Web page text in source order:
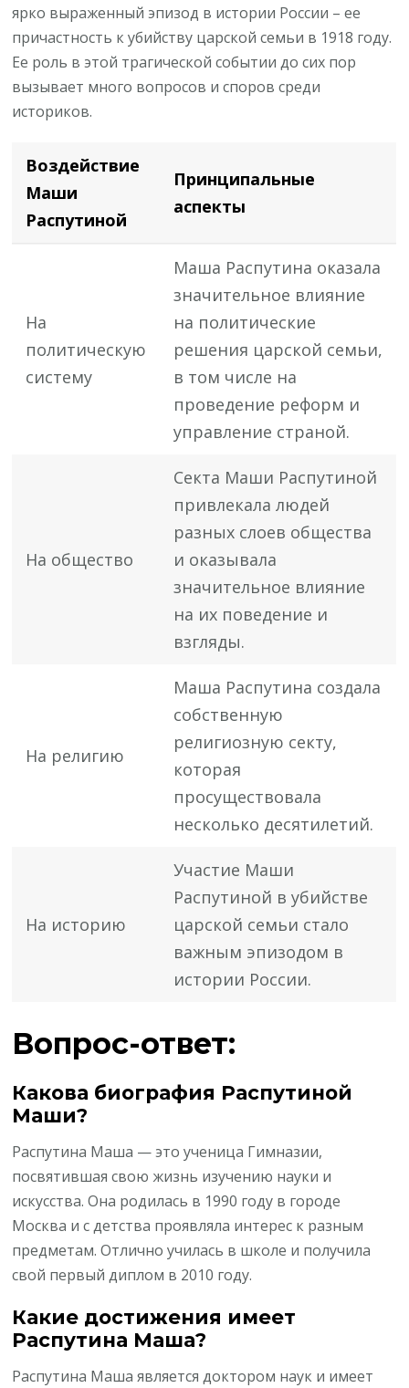
ярко выраженный эпизод в истории России – ее
причастность к убийству царской семьи в 1918 году.
Ее роль в этой трагической событии до сих пор
вызывает много вопросов и споров среди
историков.
Воздействие
Маши
Распутиной
Принципальные
аспекты
На
политическую
систему
Маша Распутина оказала
значительное влияние
на политические
решения царской семьи,
в том числе на
проведение реформ и
управление страной.
На общество
Секта Маши Распутиной
привлекала людей
разных слоев общества
и оказывала
значительное влияние
на их поведение и
взгляды.
На религию
Маша Распутина создала
собственную
религиозную секту,
которая
просуществовала
несколько десятилетий.
На историю
Участие Маши
Распутиной в убийстве
царской семьи стало
важным эпизодом в
истории России.
Вопрос-ответ:
Какова биография Распутиной
Маши?
Распутина Маша — это ученица Гимназии,
посвятившая свою жизнь изучению науки и
искусства. Она родилась в 1990 году в городе
Москва и с детства проявляла интерес к разным
предметам. Отлично училась в школе и получила
свой первый диплом в 2010 году.
Какие достижения имеет
Распутина Маша?
Распутина Маша является доктором наук и имеет